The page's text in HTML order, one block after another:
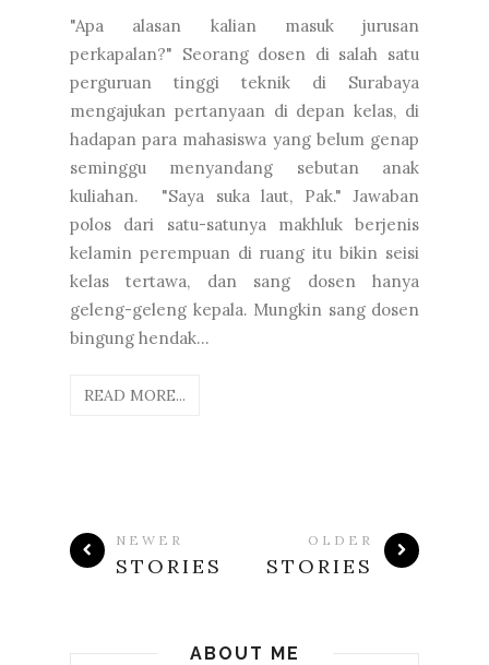
"Apa alasan kalian masuk jurusan
perkapalan?" Seorang dosen di salah satu
perguruan tinggi teknik di Surabaya
mengajukan pertanyaan di depan kelas, di
hadapan para mahasiswa yang belum genap
seminggu menyandang sebutan anak
kuliahan. "Saya suka laut, Pak." Jawaban
polos dari satu-satunya makhluk berjenis
kelamin perempuan di ruang itu bikin seisi
kelas tertawa, dan sang dosen hanya
geleng-geleng kepala. Mungkin sang dosen
bingung hendak...
READ MORE...
NEWER
STORIES
OLDER
STORIES
ABOUT ME